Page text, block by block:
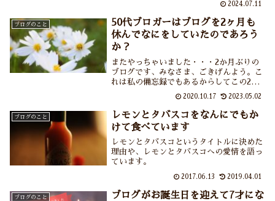
2024.07.11
ブログのこと
50代ブロガーはブログを2ヶ月も
休んでなにをしていたのであろう
か？
またやっちゃいました・・・2か月ぶりの
ブログです、みなさま、ごきげんよう。こ
れは私の備忘録でもあるからしてこの2ヶ
れたこと（嬉しい！）などをつらつら書き
綴っております。
2020.10.17 2023.05.02
ブログのこと
レモンとタバスコをなんにでもか
けて食べています
レモンとタバスコというタイトルに決めた
理由や、レモンとタバスコへの愛情を語っ
ています。
2017.06.13 2019.04.01
ブログのこと
ブログがお誕生日を迎えて7才にな